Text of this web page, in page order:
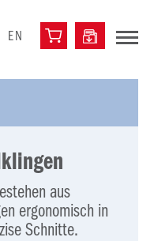
EN
aus
ergonomisch in
Schnitte.